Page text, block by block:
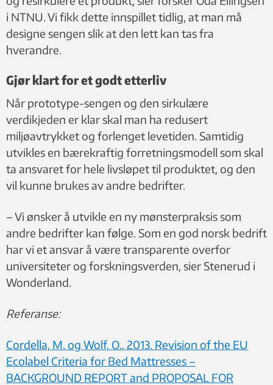
i NTNU. Vi fikk dette innspillet tidlig, at man må
designe sengen slik at den lett kan tas fra
hverandre.
Gjør klart for et godt etterliv
Når prototype-sengen og den sirkulære
verdikjeden er klar skal man ha redusert
miljøavtrykket og forlenget levetiden. Samtidig
utvikles en bærekraftig forretningsmodell som skal
ta ansvaret for hele livsløpet til produktet, og den
vil kunne brukes av andre bedrifter.
– Vi ønsker å utvikle en ny mønsterpraksis som
andre bedrifter kan følge. Som en god norsk bedrift
har vi et ansvar å være transparente overfor
universiteter og forskningsverden, sier Stenerud i
Wonderland.
Referanse:
Cordella, M. og Wolf, O., 2013. Revision of the EU
Ecolabel Criteria for Bed Mattresses –
BACKGROUND REPORT and PROPOSAL FOR